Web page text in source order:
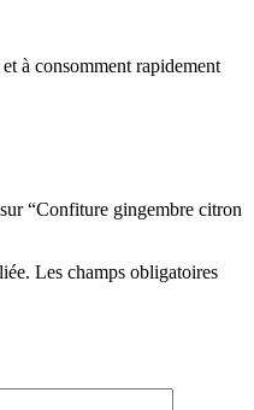
à consomment rapidement
“Confiture gingembre citron
Les champs obligatoires